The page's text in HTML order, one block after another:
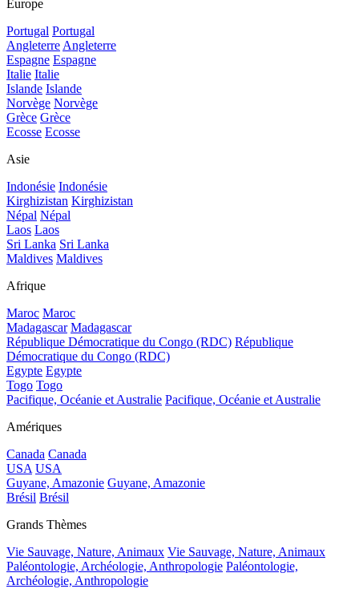
Europe
Portugal Portugal
Angleterre Angleterre
Espagne Espagne
Italie Italie
Islande Islande
Norvège Norvège
Grèce Grèce
Ecosse Ecosse
Asie
Indonésie Indonésie
Kirghizistan Kirghizistan
Népal Népal
Laos Laos
Sri Lanka Sri Lanka
Maldives Maldives
Afrique
Maroc Maroc
Madagascar Madagascar
République Démocratique du Congo (RDC) République
Démocratique du Congo (RDC)
Egypte Egypte
Togo Togo
Pacifique, Océanie et Australie Pacifique, Océanie et Australie
Amériques
Canada Canada
USA USA
Guyane, Amazonie Guyane, Amazonie
Brésil Brésil
Grands Thèmes
Vie Sauvage, Nature, Animaux Vie Sauvage, Nature, Animaux
Paléontologie, Archéologie, Anthropologie Paléontologie,
Archéologie, Anthropologie